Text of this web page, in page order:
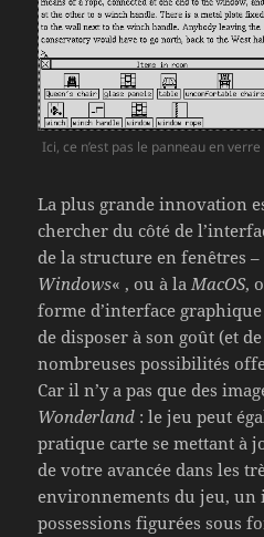
Ici, ce n’est pas le panneau en
La plus grande innovation
chercher du côté de
de la structure en fenêtres
Windows« , ou à la MacOS,
forme d’interface
de disposer à son goût (et
nombreuses possibilités
Car il n’y a pas que des
Wonderland : le jeu peut
pratique carte se mettant à
de votre avancée dans les
environnements du jeu, un
possessions figurées sous